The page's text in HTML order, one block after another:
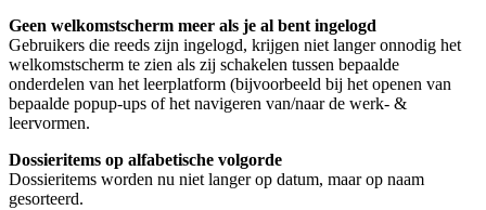
Geen welkomstscherm meer als je al bent ingelogd
Gebruikers die reeds zijn ingelogd, krijgen niet langer onnodig het
welkomstscherm te zien als zij schakelen tussen bepaalde
onderdelen van het leerplatform (bijvoorbeeld bij het openen van
bepaalde popup-ups of het navigeren van/naar de werk- &
leervormen.
Dossieritems op alfabetische volgorde
Dossieritems worden nu niet langer op datum, maar op naam
gesorteerd.